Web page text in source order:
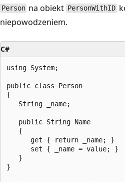
Person na obiekt PersonWithID
niepowodzeniem.
C#
using System;
public class Person
{
   String _name;
   public String Name
   {
      get { return _name; }
      set { _name = value; }
   }
}